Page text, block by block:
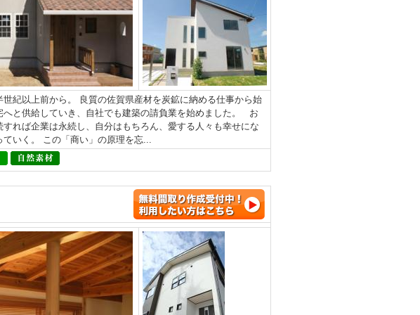
紀以上前から。 良質の佐賀県産材を炭鉱に納める仕事から始
と供給していき、自社でも建築の請負業を始めました。 お
れば企業は永続し、自分はもちろん、愛する人々も幸せにな
いく。 この「商い」の原理を忘...